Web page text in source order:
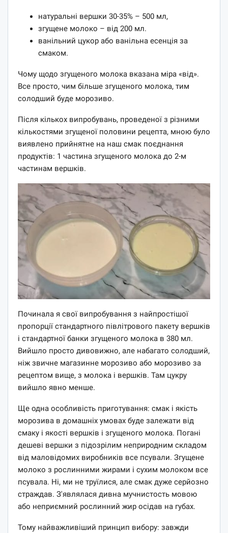
натуральні вершки 30-35% – 500 мл,
згущене молоко – від 200 мл.
ванільний цукор або ванільна есенція за
смаком.
Чому щодо згущеного молока вказана міра «від».
Все просто, чим більше згущеного молока, тим
солодший буде морозиво.
Після кількох випробувань, проведеної з різними
кількостями згущеної половини рецепта, мною було
виявлено прийнятне на наш смак поєднання
продуктів: 1 частина згущеного молока до 2-м
частинам вершків.
Починала я свої випробування з найпростішої
пропорції стандартного півлітрового пакету вершків
і стандартної банки згущеного молока в 380 мл.
Вийшло просто дивовижно, але набагато солодший,
ніж звичне магазинне морозиво або морозиво за
рецептом вище, з молока і вершків. Там цукру
вийшло явно менше.
Ще одна особливість приготування: смак і якість
морозива в домашніх умовах буде залежати від
смаку і якості вершків і згущеного молока. Погані
дешеві вершки з підозрілим неприродним складом
від маловідомих виробників все псували. Згущене
молоко з рослинними жирами і сухим молоком все
псувала. Ні, ми не труїлися, але смак дуже серйозно
страждав. З'являлася дивна мучнистость мовою
або неприємний рослинний жир осідав на губах.
Тому найважливіший принцип вибору: завжди